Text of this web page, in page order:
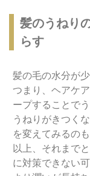
髪のうねり
らす
髪の毛の水分が
つまり、ヘアケ
ープすることで
うねりがきつく
を変えてみるの
以上、それまで
に対策できない